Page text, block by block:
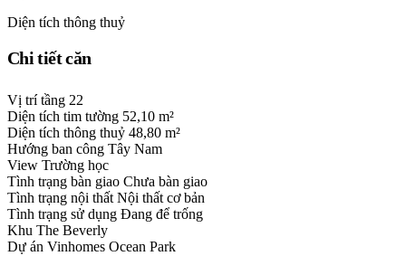
Diện tích thông thuỷ
Chi tiết căn
Vị trí tầng 22
Diện tích tim tường 52,10 m²
Diện tích thông thuỷ 48,80 m²
Hướng ban công Tây Nam
View Trường học
Tình trạng bàn giao Chưa bàn giao
Tình trạng nội thất Nội thất cơ bản
Tình trạng sử dụng Đang để trống
Khu The Beverly
Dự án Vinhomes Ocean Park